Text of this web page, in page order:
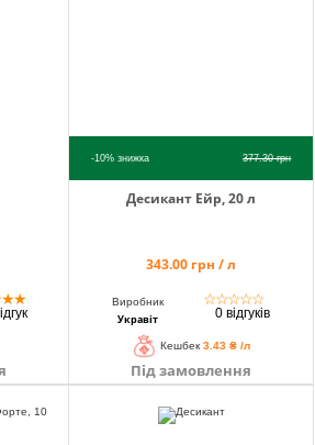
★★
-10%знижка 377.30грн
Десикант Ейр, 20 л
343.00 грн / л
Виробник
Укравіт
☆☆☆☆☆
0 відгуків
Кешбек 3.43 ₴ /л
Під замовлення